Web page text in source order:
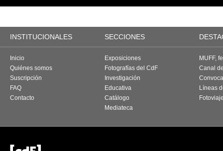
INSTITUCIONALES SECCIONES
Inicio
Quiénes somos
Suscripción
FAQ
Contacto
Exposiciones
Fotografías del CdF
Investigación
Educativa
Catálogo
Mediateca
MUFF,
Canal
Líneas